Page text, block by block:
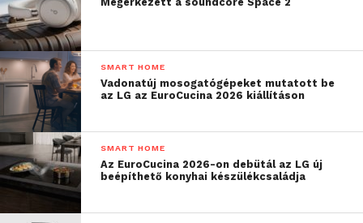
SMART HOME
Vadonatúj mosogatógépeket mutatott be
az LG az EuroCucina 2026 kiállításon
SMART HOME
Az EuroCucina 2026-on debütál az LG új
beépíthető konyhai készülékcsaládja